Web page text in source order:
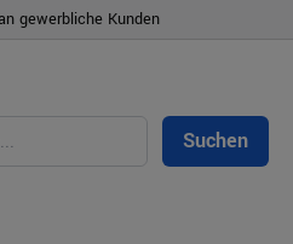
gewerbliche Kunden
Suchen